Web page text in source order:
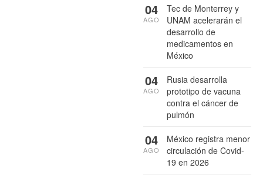
Tec de Monterrey y
UNAM acelerarán el
desarrollo de
medicamentos en
México
04
AGO
Rusia desarrolla
prototipo de vacuna
contra el cáncer de
pulmón
04
AGO
México registra menor
circulación de Covid-
19 en 2026
04
AGO